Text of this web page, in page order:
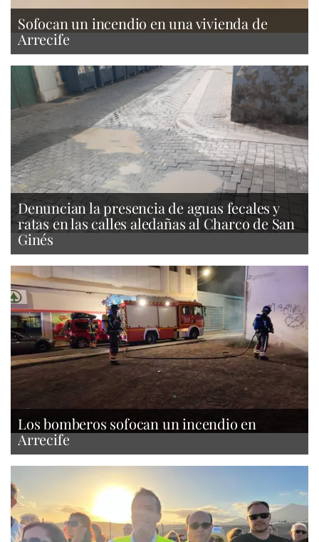
Sofocan un incendio en una vivienda de
Arrecife
Denuncian la presencia de aguas fecales y
ratas en las calles aledañas al Charco de San
Ginés
Los bomberos sofocan un incendio en
Arrecife